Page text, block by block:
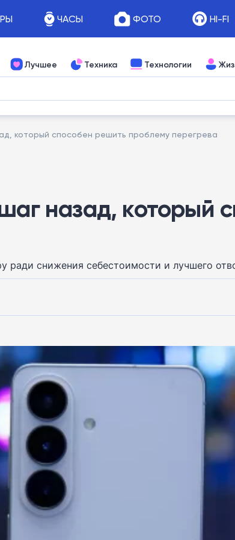
ЧАСЫ ФОТО HI-FI
Лучшее Техника Технологии
который способен решить проблему перегрева
назад, который
ради снижения себестоимости и лучшего